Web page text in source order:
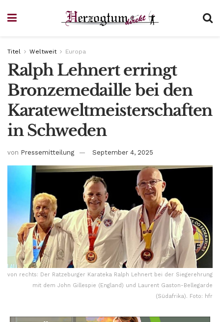
Titel Weltweit Europa
Ralph Lehnert erringt
Bronzemedaille bei den
Karateweltmeisterschaften
in Schweden
von Pressemitteilung September 4, 2025
von rechts: Der Ratzeburger Karateka Ralph Lehnert bei der Siegerehrung
mit dem John Gillespie (England) und Laurent Gaston-Bellegarde
(Südafrika). Foto: hfr